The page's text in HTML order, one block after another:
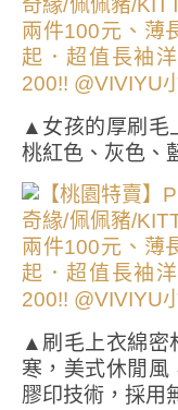
▲女孩的厚刷毛
桃紅色、灰色、
▲刷毛上衣綿密
寒，美式休閒
膠印技術，採用